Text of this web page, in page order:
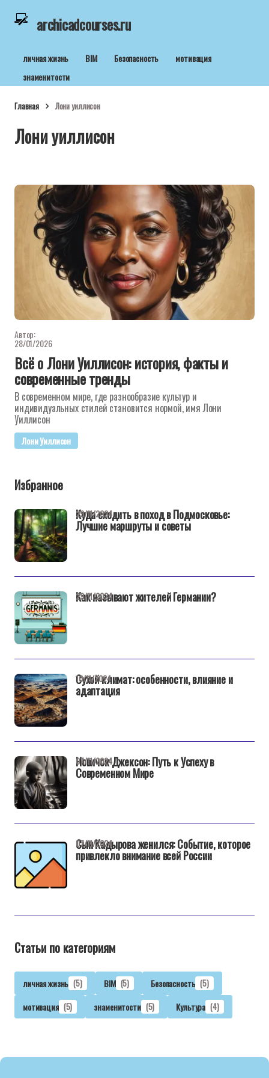
archicadcourses.ru
личная жизнь BIM Безопасность
мотивация
знаменитости
Главная Лони уиллисон
Лони уиллисон
Автор:
28/01/2026
Всё о Лони Уиллисон: история, факты и
современные тренды
В современном мире, где разнообразие культур и
индивидуальных стилей становится нормой, имя Лони
Уиллисон
Лони Уиллисон
Избранное
Куда сходить в поход в Подмосковье:
Лучшие маршруты и советы
29/11/2024
Как называют жителей Германии?
29/11/2024
Сухой климат: особенности, влияние и
адаптация
10/11/2024
Новичок Джексон: Путь к Успеху в
Современном Мире
07/11/2024
Сын Кадырова женился: Событие, которое
привлекло внимание всей России
07/11/2024
Статьи по категориям
личная жизнь (5) BIM (5) Безопасность (5)
мотивация (5) знаменитости (5) Культура (4)